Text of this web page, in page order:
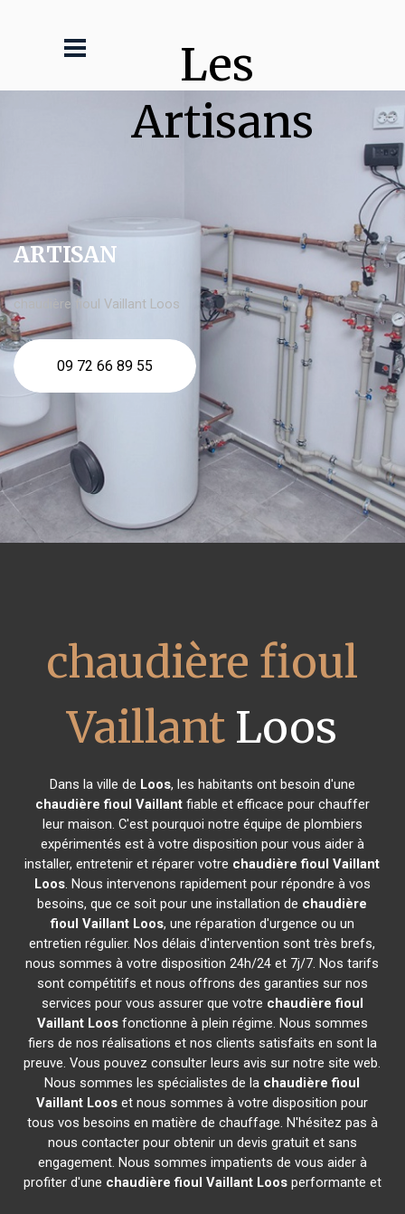
Les
Artisans
ARTISAN
chaudière fioul Vaillant Loos
09 72 66 89 55
chaudière fioul
Vaillant Loos
Dans la ville de Loos, les habitants ont besoin d'une
chaudière fioul Vaillantfiable et efficace pour chauffer
leur maison. C'est pourquoi notre équipe de plombiers
expérimentés est à votre disposition pour vous aider à
installer, entretenir et réparer votre chaudière fioul Vaillant
Loos. Nous intervenons rapidement pour répondre à vos
besoins, que ce soit pour une installation de chaudière
fioul Vaillant Loos, une réparation d'urgence ou un
entretien régulier. Nos délais d'intervention sont très brefs,
nous sommes à votre disposition 24h/24 et 7j/7. Nos tarifs
sont compétitifs et nous offrons des garanties sur nos
services pour vous assurer que votre chaudière fioul
Vaillant Loosfonctionne à plein régime. Nous sommes
fiers de nos réalisations et nos clients satisfaits en sont la
preuve. Vous pouvez consulter leurs avis sur notre site web.
Nous sommes les spécialistes de la chaudière fioul
Vaillant Loos et nous sommes à votre disposition pour
tous vos besoins en matière de chauffage. N'hésitez pas à
nous contacter pour obtenir un devis gratuit et sans
engagement. Nous sommes impatients de vous aider à
profiter d'une chaudière fioul Vaillant Loosperformante et